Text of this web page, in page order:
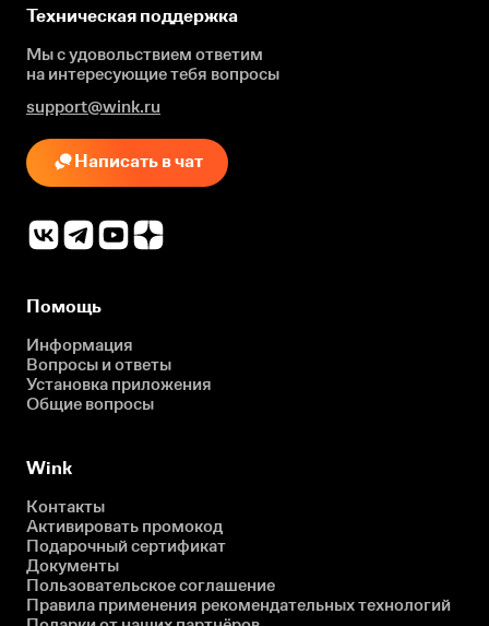
Техническая поддержка
Мы с удовольствием ответим
на интересующиетебя вопросы
support@wink.ru
Написать в чат
Помощь
Информация
Вопросы и ответы
Установка приложения
Общие вопросы
Wink
Контакты
Активировать промокод
Подарочный сертификат
Документы
Пользовательское соглашение
Правила применения рекомендательных технологий